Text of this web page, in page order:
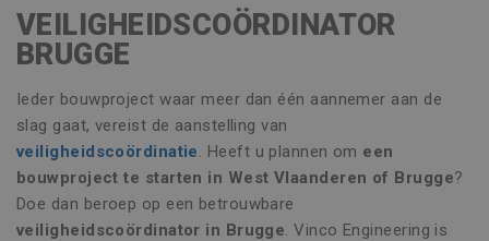
VEILIGHEIDSCOÖRDINATOR
BRUGGE
Ieder bouwproject waar meer dan één aannemer aan de
slag gaat, vereist de aanstelling van
veiligheidscoördinatie. Heeft u plannen om een
bouwproject te starten in West Vlaanderen of Brugge?
Doe dan beroep op een betrouwbare
veiligheidscoördinator in Brugge. Vinco Engineering is